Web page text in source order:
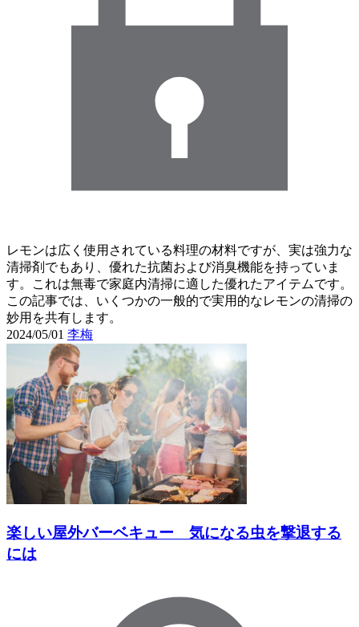
レモンは広く使用されている料理の材料ですが、実は強力な
清掃剤でもあり、優れた抗菌および消臭機能を持っていま
す。これは無毒で家庭内清掃に適した優れたアイテムです。
この記事では、いくつかの一般的で実用的なレモンの清掃の
妙用を共有します。
2024/05/01 李梅
楽しい屋外バーベキュー 気になる虫を撃退する
には